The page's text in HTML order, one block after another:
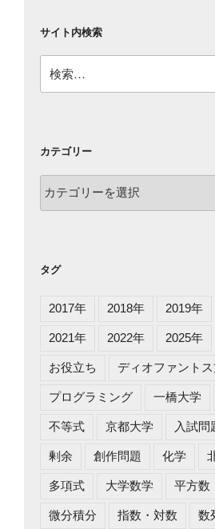
サイト内検索
索:
カテゴリー
テ
タグ
2017年 2018年 2019年
2021年 2022年 2025年
お役立ち ディオファント
プログラミング 一橋大学
不等式 京都大学 入試問
剰余 創作問題 化学
多項式 大学数学 平方数
微分積分 指数・対数 数